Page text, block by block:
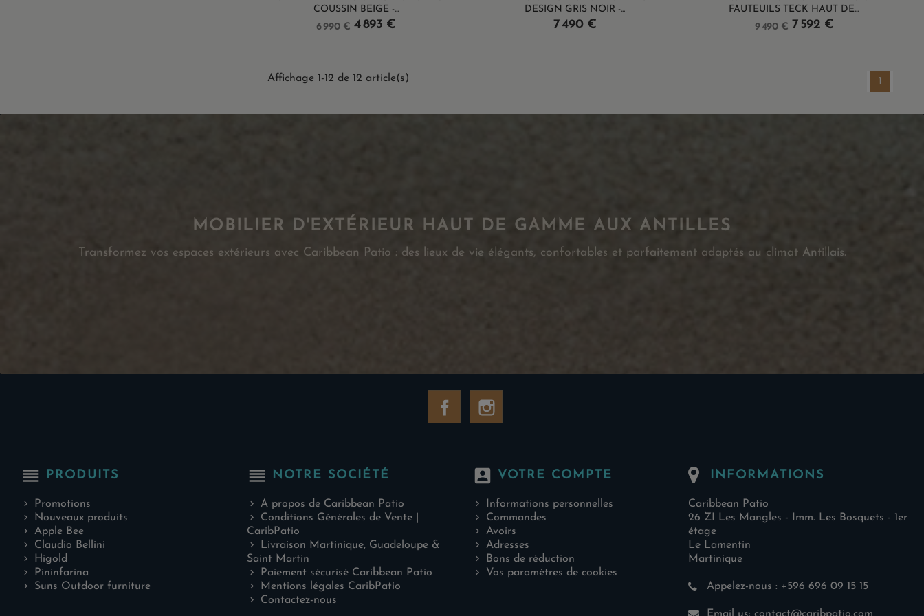
COUSSIN BEIGE -...
Prix
6 990 € Prix
4 893 €
DESIGN GRIS NOIR -...
Prix
7 490 €
FAUTEUILS TECK HAUT DE...
Prix
9 490 € Prix
7 592 €
Affichage 1-12 de 12 article(s) 1
MOBILIER D'EXTÉRIEUR HAUT DE GAMME AUX ANTILLES
Transformez vos espaces extérieurs avec Caribbean Patio : des lieux de vie élégants, confortables et parfaitement adaptés au climat Antillais.
Facebook
reorder PRODUITS
Promotions
Nouveaux produits
Apple Bee
Claudio Bellini
Higold
Pininfarina
Suns Outdoor furniture
reorder NOTRE SOCIÉTÉ
A propos de Caribbean Patio
Conditions Générales de Vente |
CaribPatio
Livraison Martinique, Guadeloupe &
Saint Martin
Paiement sécurisé Caribbean Patio
Mentions légales CaribPatio
Contactez-nous
account_box VOTRE COMPTE
Informations personnelles
Commandes
Avoirs
Adresses
Bons de réduction
Vos paramètres de cookies
INFORMATIONS
Caribbean Patio
26 ZI Les Mangles - Imm. Les Bosquets - 1er
étage
Le Lamentin
Martinique
Appelez-nous : +596 696 09 15 15